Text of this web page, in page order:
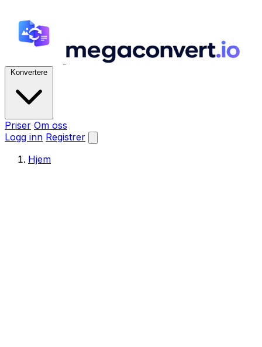
Konvertere
Priser Om oss
Logg inn Registrer
Hjem